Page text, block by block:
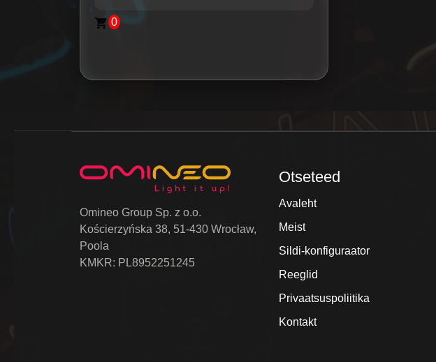
0
Omineo Group Sp. z o.o.
Kościerzyńska 38, 51-430 Wrocław,
Poola
KMKR: PL8952251245
Otseteed
Avaleht
Meist
Sildi-konfiguraator
Reeglid
Privaatsuspoliitika
Kontakt